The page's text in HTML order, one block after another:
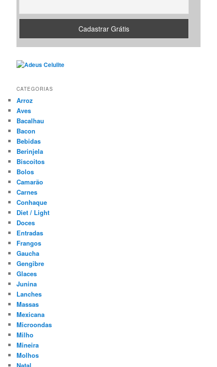
CATEGORIAS
Arroz
Aves
Bacalhau
Bacon
Bebidas
Berinjela
Biscoitos
Bolos
Camarão
Carnes
Conhaque
Diet / Light
Doces
Entradas
Frangos
Gaucha
Gengibre
Glaces
Junina
Lanches
Massas
Mexicana
Microondas
Milho
Mineira
Molhos
Natal